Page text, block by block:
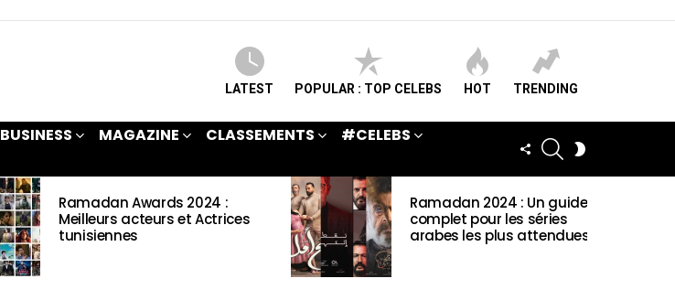
LATEST POPULAR : TOP CELEBS HOT TRENDING
BUSINESS MAGAZINE CLASSEMENTS
#CELEBS
FOLLOWSEARCH
Ramadan Awards 2024 :
Meilleurs acteurs et Actrices
tunisiennes
Ramadan 2024 : Un guide
complet pour les séries
arabes les plus attendues